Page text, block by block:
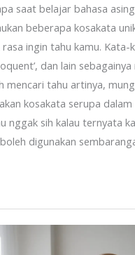
saat belajar bahasa
beberapa kosakata
rasa ingin tahu kamu. Kata-
dan lain
mencari tahu artinya,
kosakata serupa
nggak sih kalau ternyata
digunakan